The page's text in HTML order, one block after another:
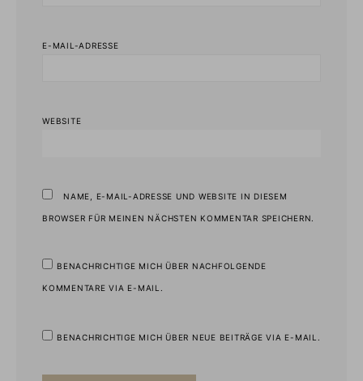
E-MAIL-ADRESSE
WEBSITE
NAME, E-MAIL-ADRESSE UND WEBSITE IN DIESEM
BROWSER FÜR MEINEN NÄCHSTEN KOMMENTAR SPEICHERN.
BENACHRICHTIGE MICH ÜBER NACHFOLGENDE
KOMMENTARE VIA E-MAIL.
BENACHRICHTIGE MICH ÜBER NEUE BEITRÄGE VIA E-MAIL.